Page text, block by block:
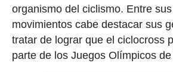
organismo del ciclismo. Entre
movimientos cabe destacar sus
tratar de lograr que el ciclocross
parte de los Juegos Olímpicos